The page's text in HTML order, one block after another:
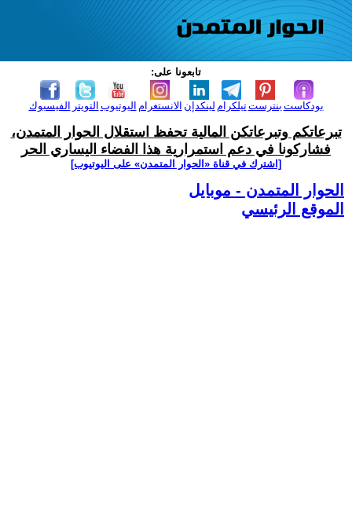
تابعونا على:
الفيسبوك التويتر اليوتيوب الانستغرام لينكدإن تيلكرامبنترست بودكاست
تبرعاتكم وتبرعاتكن المالية تحفظ استقلال الحوار المتمدن،
فشاركونا في دعم استمرارية هذا الفضاء اليساري الحر
[اشترك في قناة ‫«الحوار المتمدن» على اليوتيوب]
الحوار المتمدن - موبايل
الموقع الرئيسي